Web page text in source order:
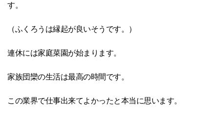
す。
（ふくろうは縁起が良いそうです。）
連休には家庭菜園が始まります。
家族団欒の生活は最高の時間です。
この業界で仕事出来てよかったと本当に思います。